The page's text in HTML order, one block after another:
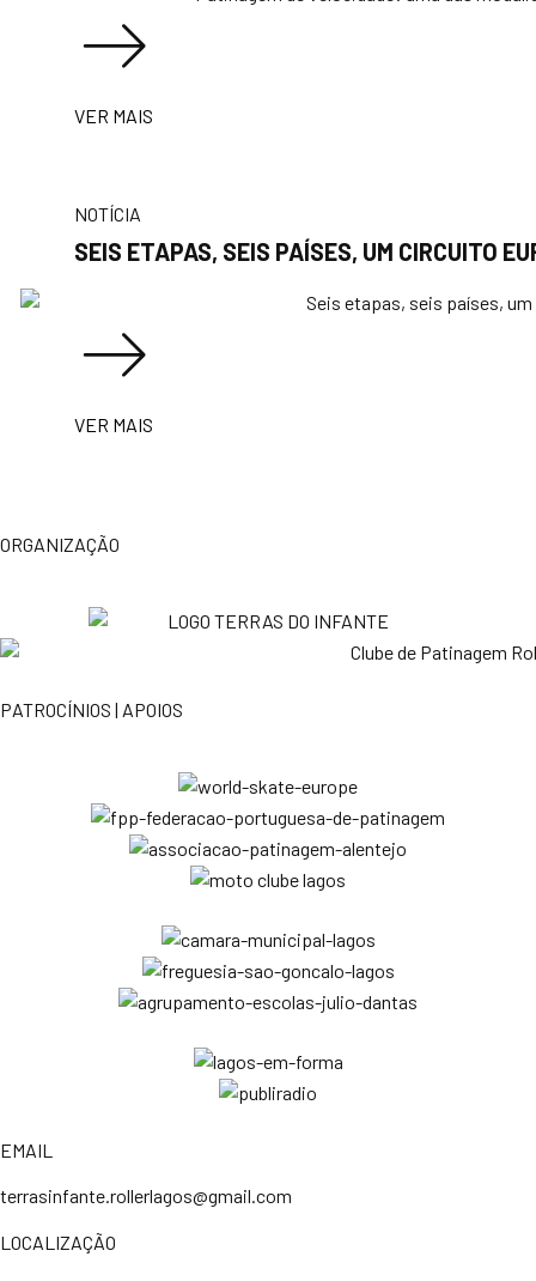
VER MAIS
NOTÍCIA
SEIS ETAPAS, SEIS PAÍSES, UM CIRCUITO
VER MAIS
ORGANIZAÇÃO
PATROCÍNIOS | APOIOS
EMAIL
terrasinfante.rollerlagos@gmail.com
LOCALIZAÇÃO